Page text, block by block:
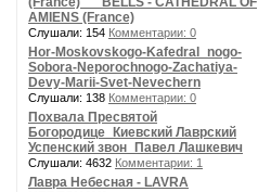
AMIENS (France)
Слушали: 154 Комментарии: 0
Hor-Moskovskogo-Kafedral_nogo-
Sobora-Neporochnogo-Zachatiya-
Devy-Marii-Svet-Nevechern
Слушали: 138 Комментарии: 0
Похвала Пресвятой
Богородице_Киевский Лаврский
Успенский звон_Павел Лашкевич
Слушали: 4632 Комментарии: 1
Лавра Небесная - LAVRA